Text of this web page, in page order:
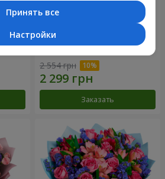
Романтический букет
2 554 грн
Заказать
Принять все
Настройки